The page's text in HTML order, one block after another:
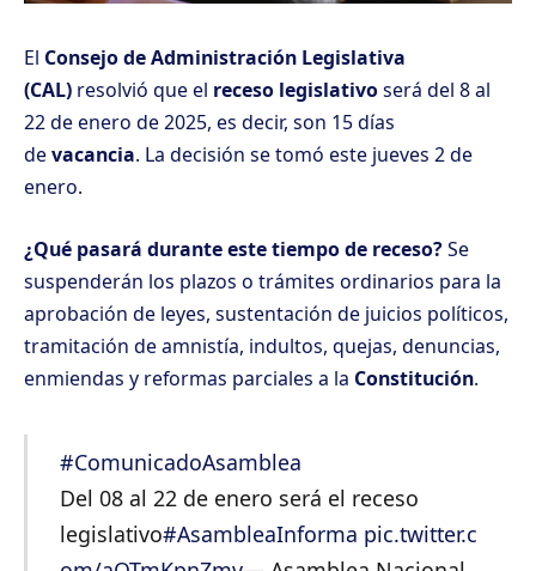
El Consejo de Administración Legislativa
(CAL) resolvió que el receso legislativoserá del 8 al
22 de enero de 2025, es decir, son 15 días
devacancia. La decisión se tomó este jueves 2 de
enero.
¿Qué pasará durante este tiempo de receso?Se
suspenderán los plazos o trámites ordinarios para la
aprobación de leyes, sustentación de juicios políticos,
tramitación de amnistía, indultos, quejas, denuncias,
enmiendas y reformas parciales a la Constitución.
#ComunicadoAsamblea
Del 08 al 22 de enero será el receso
legislativo#AsambleaInforma pic.twitter.c